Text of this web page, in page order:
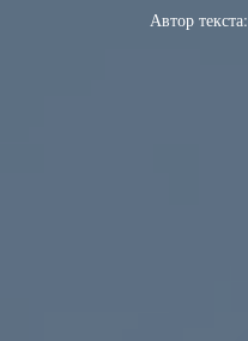
Автор текста: